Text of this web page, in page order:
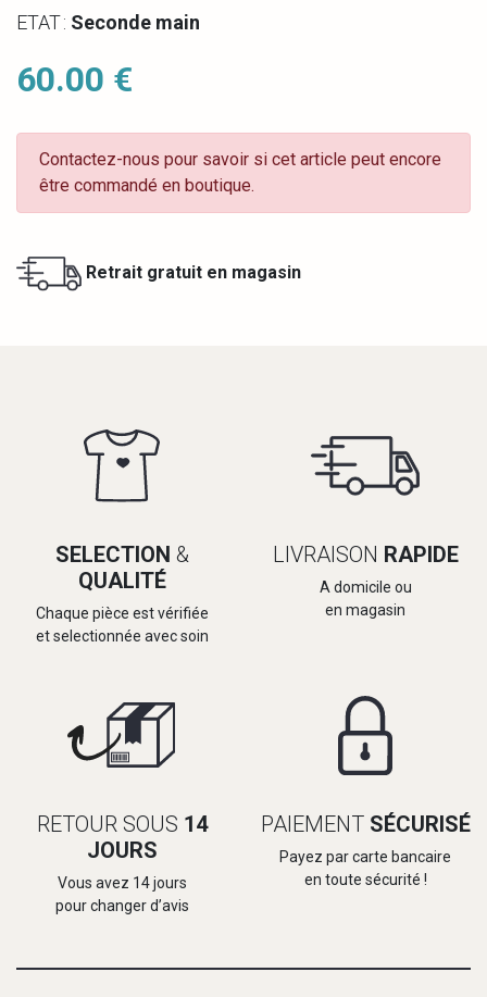
ETAT : Seconde main
60.00 €
Contactez-nous pour savoir si cet article peut encore
être commandé en boutique.
Retrait gratuit en magasin
SELECTION &
QUALITÉ
Chaque pièce est vérifiée
et selectionnée avec soin
LIVRAISON RAPIDE
A domicile ou
en magasin
RETOUR SOUS 14
JOURS
Vous avez 14 jours
pour changer d’avis
PAIEMENT SÉCURISÉ
Payez par carte bancaire
en toute sécurité !